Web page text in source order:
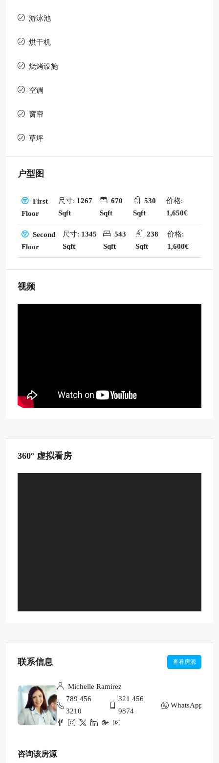
游泳池
烘干机
烧烤设施
空调
窗帘
草坪
户型图
First
Floor
尺寸: 1267
Sqft
670
Sqft
530
Sqft
价格:
1,650€
Second
Floor
尺寸: 1345
Sqft
543
Sqft
238
Sqft
价格:
1,600€
视频
360° 虚拟看房
联系信息 查看房源
Michelle Ramirez
789 456
3210
321 456
9874
WhatsApp
咨询该房源